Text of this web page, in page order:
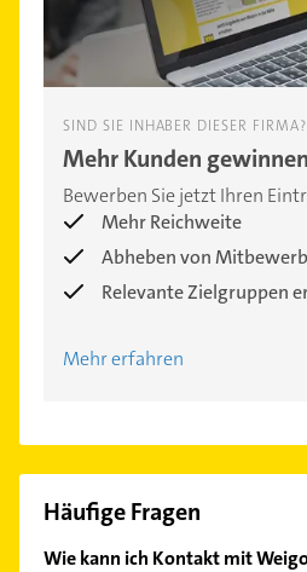
SIND SIE INHABER DIESER FIRMA?
Mehr Kunden gewinnen
Bewerben Sie jetzt Ihren
Mehr Reichweite
Abheben von
Relevante Zielgruppen
Mehr erfahren
Häufige Fragen
Wie kann ich Kontakt mit